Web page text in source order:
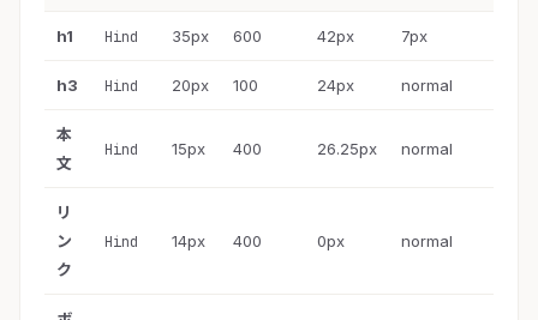
h1 Hind 35px 600 42px 7px
h3 Hind 20px 100 24px normal
本
文
Hind 15px 400 26.25px normal
リ
ン
ク
Hind 14px 400 0px normal